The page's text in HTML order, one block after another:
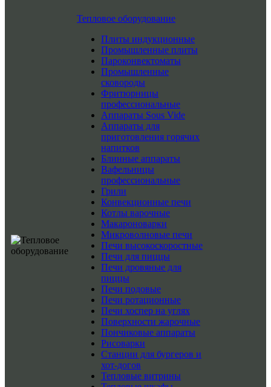
Тепловое оборудование
Плиты индукционные
Промышленные плиты
Пароконвектоматы
Промышленные
сковороды
Фритюрницы
профессиональные
Аппараты Sous Vide
Аппараты для
приготовления горячих
напитков
Блинные аппараты
Вафельницы
профессиональные
Грили
Конвекционные печи
Котлы варочные
Макароноварки
Микроволновые печи
Печи высокоскоростные
Печи для пиццы
Печи дровяные для
пиццы
Печи подовые
Печи ротационные
Печи хоспер на углях
Поверхности жарочные
Пончиковые аппараты
Рисоварки
Станции для бургеров и
хот-догов
Тепловые витрины